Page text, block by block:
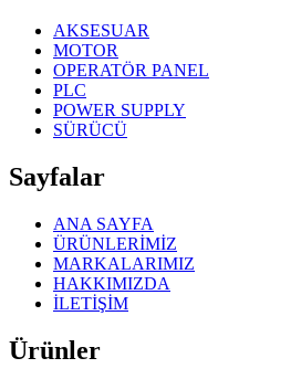
AKSESUAR
MOTOR
OPERATÖR PANEL
PLC
POWER SUPPLY
SÜRÜCÜ
Sayfalar
ANA SAYFA
ÜRÜNLERİMİZ
MARKALARIMIZ
HAKKIMIZDA
İLETİŞİM
Ürünler